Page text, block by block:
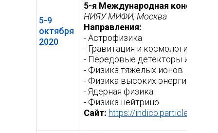
5-9
октября
2020
5-я Международная
НИЯУ МИФИ, Москва
Направления:
- Астрофизика
- Гравитация и космология
- Передовые детекторы и
- Физика тяжелых ионов
- Физика высоких энергий
- Ядерная физика
- Физика нейтрино
Сайт: https://